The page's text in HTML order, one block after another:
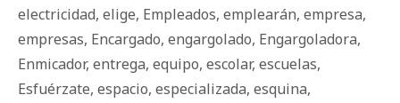
electricidad, elige, Empleados, emplearán, empresa,
empresas, Encargado, engargolado, Engargoladora,
Enmicador, entrega, equipo, escolar, escuelas,
Esfuérzate, espacio, especializada, esquina,